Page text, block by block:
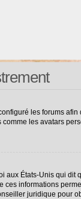
les forums
les avatars
aux États-Unis qui dit
informations
juridique